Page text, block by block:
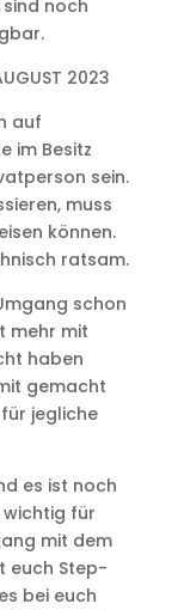
noch
2023
auf
im Besitz
sein.
muss
können.
ratsam.
schon
mehr mit
haben
gemacht
jegliche
es ist noch
wichtig für
mit dem
euch Step-
bei euch